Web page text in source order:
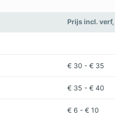
Prijs incl.
€ 30 - € 35
€ 35 - € 40
€ 6 - € 10